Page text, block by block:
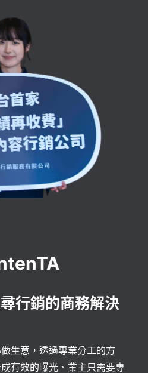
行銷的商務解決
生意，透過專業分工的方
有效的曝光、業主只需要專